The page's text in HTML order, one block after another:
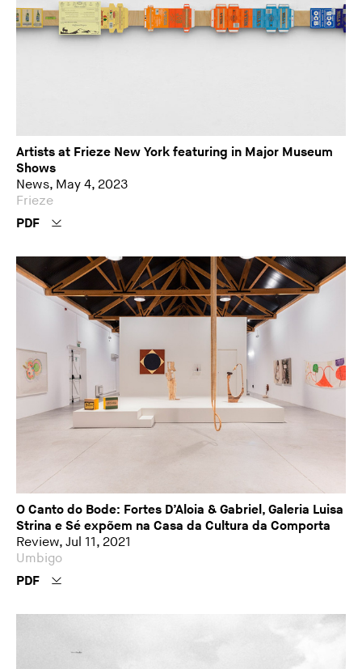
Artists at Frieze New York featuring in Major Museum
Shows
News, May 4, 2023
Frieze
PDF
O Canto do Bode: Fortes D’Aloia & Gabriel, Galeria Luisa
Strina e Sé expõem na Casa da Cultura da Comporta
Review, Jul 11, 2021
Umbigo
PDF